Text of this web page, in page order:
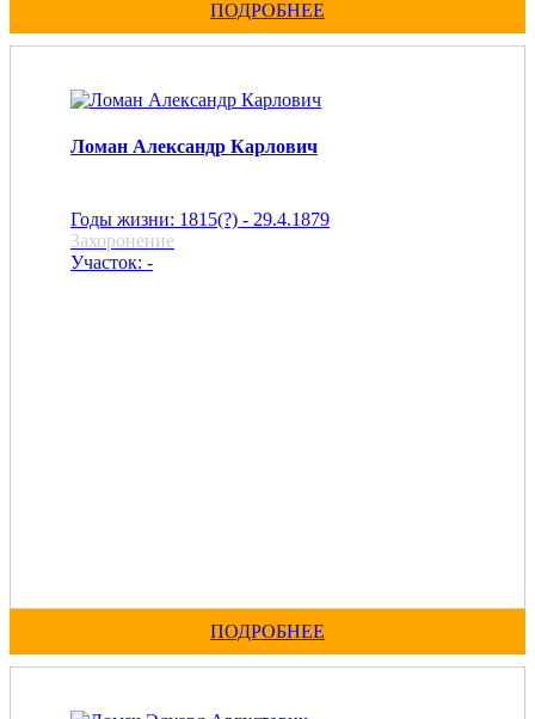
ПОДРОБНЕЕ
Ломан Александр Карлович
Годы жизни: 1815(?) - 29.4.1879
Захоронение
Участок: -
ПОДРОБНЕЕ